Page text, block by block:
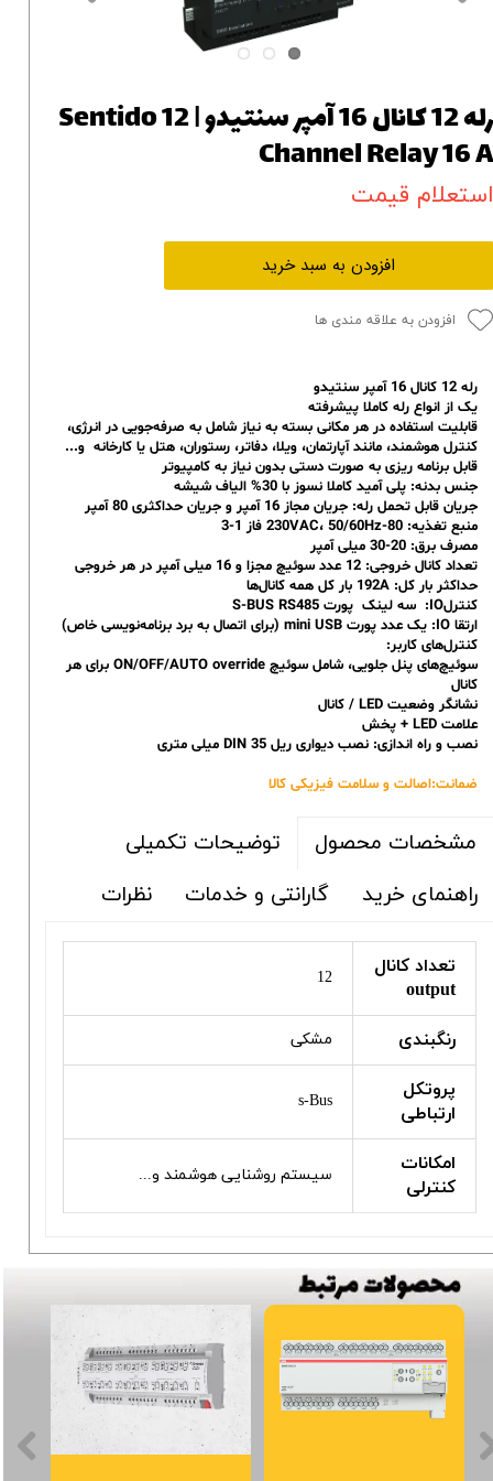
رله 12 کانال 16 آمپر سنتیدو | Sentido 12
Channel Relay 16 A
استعلام قیمت
افزودن به سبد خرید
افزودن به علاقه مندی ها
رله 12 کانال 16 آمپر سنتیدو
یک از انواع رله کاملا پیشرفته
قابلیت استفاده در هر مکانی بسته به نیاز شامل به صرفه‌جویی در انرژی،
کنترل هوشمند، مانند آپارتمان، ویلا، دفاتر، رستوران، هتل یا کارخانه و...
قابل برنامه ریزی به صورت دستی بدون نیاز به کامپیوتر
جنس بدنه: پلی آمید کاملا نسوز با 30% الیاف شیشه
جریان قابل تحمل رله: جریان مجاز 16 آمپر و جریان حداکثری 80 آمپر
منبع تغذیه: 80-230VAC، 50/60Hz فاز 1-3
مصرف برق: 20-30 میلی آمپر
تعداد کانال خروجی: 12 عدد سوئیچ مجزا و 16 میلی آمپر در هر خروجی
حداکثر بار کل: 192A بار کل همه کانال‌ها
کنترلIO: سه لینک پورت S-BUS RS485
ارتقا IO: یک عدد پورت mini USB (برای اتصال به برد برنامه‌نویسی خاص)
کنترل‌های کاربر:
سوئیچ‌های پنل جلویی، شامل سوئیچ ON/OFF/AUTO override برای هر
کانال
نشانگر وضعیت LED / کانال
علامت LED + پخش
نصب و راه اندازی: نصب دیواری ریل DIN 35 میلی متری
ضمانت:اصالت و سلامت فیزیکی کالا
مشخصات محصول
توضیحات تکمیلی
راهنمای خرید
گارانتی و خدمات نظرات
تعداد کانال
output
12
رنگبندی مشکی
پروتکل
ارتباطی
s-Bus
امکانات
کنترلی
سیستم روشنایی هوشمند و...